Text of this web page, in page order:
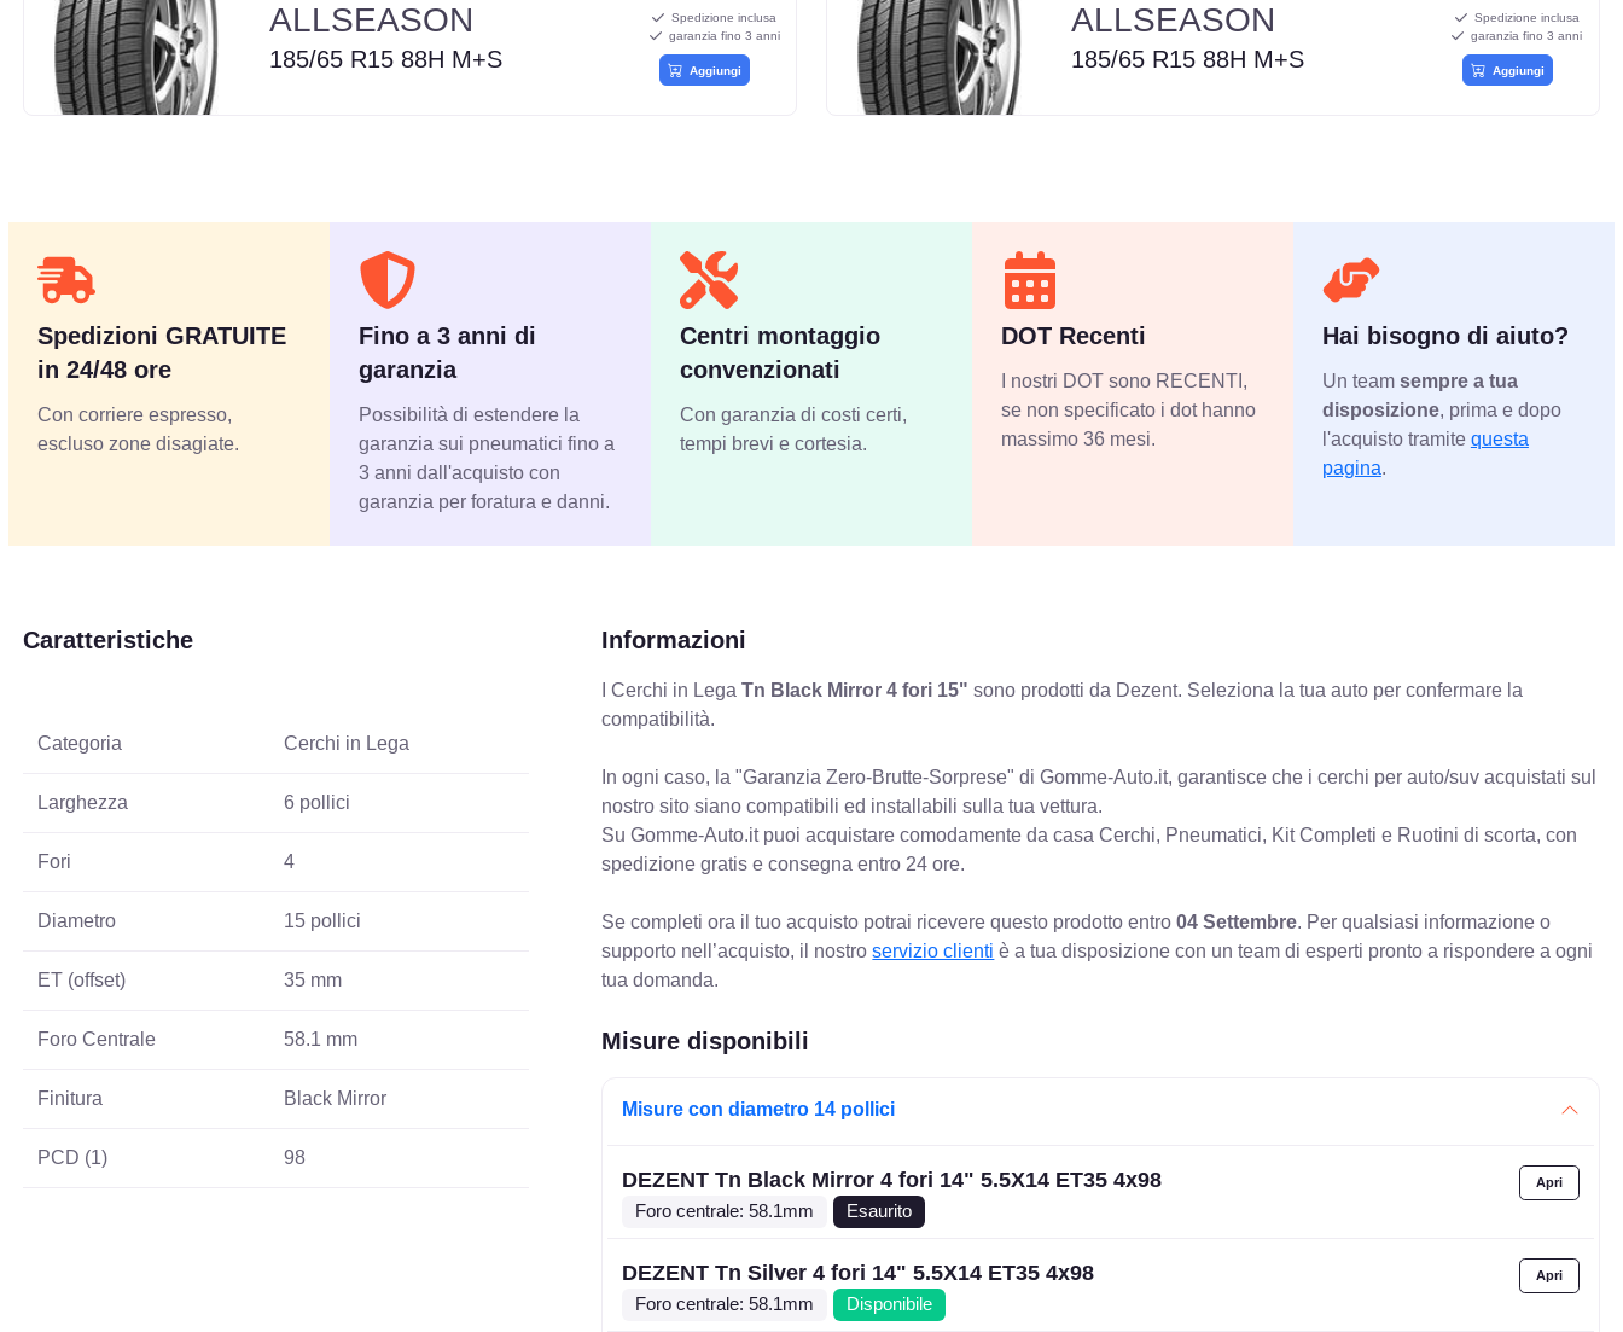
ALLSEASON
185/65 R15 88H M+S
Spedizione inclusa
garanzia fino 3 anni
Aggiungi
ALLSEASON
185/65 R15 88H M+S
Spedizione inclusa
garanzia fino 3 anni
Aggiungi
Spedizioni GRATUITE
in 24/48 ore
Con corriere espresso,
escluso zone disagiate.
Fino a 3 anni di
garanzia
Possibilità di estendere la
garanzia sui pneumatici fino a
3 anni dall'acquisto con
garanzia per foratura e danni.
Centri montaggio
convenzionati
Con garanzia di costi certi,
tempi brevi e cortesia.
DOT Recenti
I nostri DOT sono RECENTI,
se non specificato i dot hanno
massimo 36 mesi.
Hai bisogno di aiuto?
Un team sempre a tua
disposizione, prima e dopo
l'acquisto tramite questa
pagina.
Caratteristiche
Categoria Cerchi in Lega
Larghezza 6 pollici
Fori 4
Diametro 15 pollici
ET (offset) 35 mm
Foro Centrale 58.1 mm
Finitura Black Mirror
PCD (1) 98
Informazioni
I Cerchi in LegaTn Black Mirror 4 fori 15" sono prodotti da Dezent. Seleziona la tua auto per confermare la
compatibilità.
In ogni caso, la "Garanzia Zero-Brutte-Sorprese" di Gomme-Auto.it, garantisce che i cerchi per auto/suv acquistati sul
nostro sito siano compatibili ed installabili sulla tua vettura.
Su Gomme-Auto.it puoi acquistare comodamente da casa Cerchi, Pneumatici, Kit Completi e Ruotini di scorta, con
spedizione gratis e consegna entro 24 ore.
Se completi ora il tuo acquisto potrai ricevere questo prodotto entro04 Settembre. Per qualsiasi informazione o
supporto nell’acquisto, il nostroservizio clienti è a tua disposizione con un team di esperti pronto a rispondere a ogni
tua domanda.
Misure disponibili
Misure con diametro 14 pollici
DEZENT Tn Black Mirror 4 fori 14" 5.5X14 ET35 4x98
Foro centrale: 58.1mm Esaurito
DEZENT Tn Silver 4 fori 14" 5.5X14 ET35 4x98
Foro centrale: 58.1mm Disponibile